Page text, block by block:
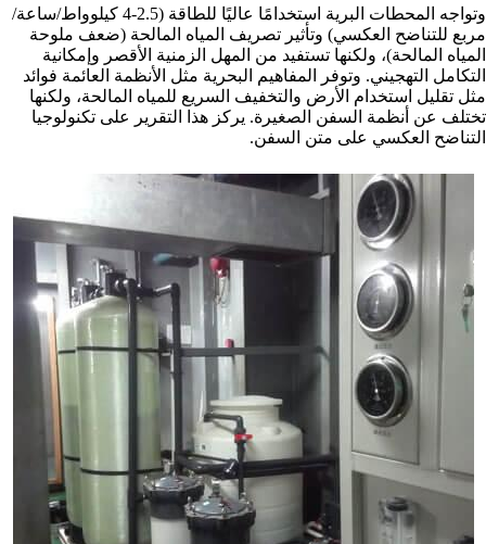
وتواجه المحطات البرية استخدامًا عاليًا للطاقة (2.5-4 كيلوواط/ساعة/
مربع للتناضح العكسي) وتأثير تصريف المياه المالحة (ضعف ملوحة
المياه المالحة)، ولكنها تستفيد من المهل الزمنية الأقصر وإمكانية
التكامل التهجيني. وتوفر المفاهيم البحرية مثل الأنظمة العائمة فوائد
مثل تقليل استخدام الأرض والتخفيف السريع للمياه المالحة، ولكنها
تختلف عن أنظمة السفن الصغيرة. يركز هذا التقرير على تكنولوجيا
التناضح العكسي على متن السفن.